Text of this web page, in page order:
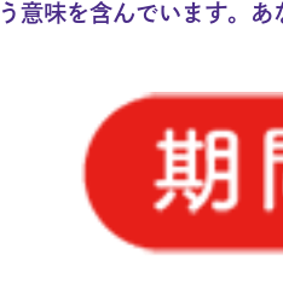
意味を含んでいます。